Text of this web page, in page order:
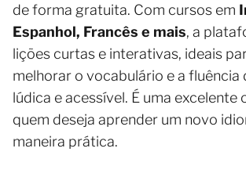
de forma gratuita. Com cursos em
Espanhol, Francês e mais, a
lições curtas e interativas, ideais
melhorar o vocabulário e a fluência
lúdica e acessível. É uma excelente
quem deseja aprender um novo
maneira prática.